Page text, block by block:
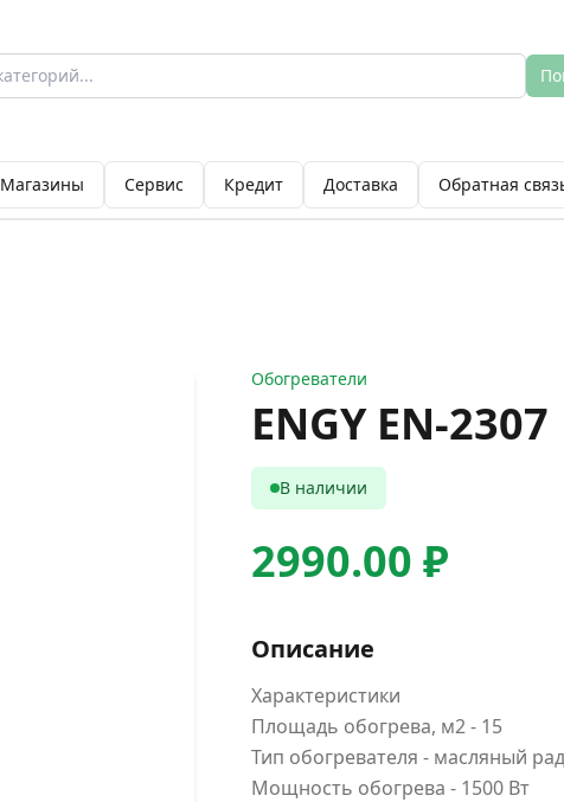
Магазины Сервис Кредит Доставка Обратная
Обогреватели
ENGY EN-2307
В наличии
2990.00 ₽
Описание
Характеристики
Площадь обогрева, м2 - 15
Тип обогревателя - масляный
Мощность обогрева - 1500 Вт